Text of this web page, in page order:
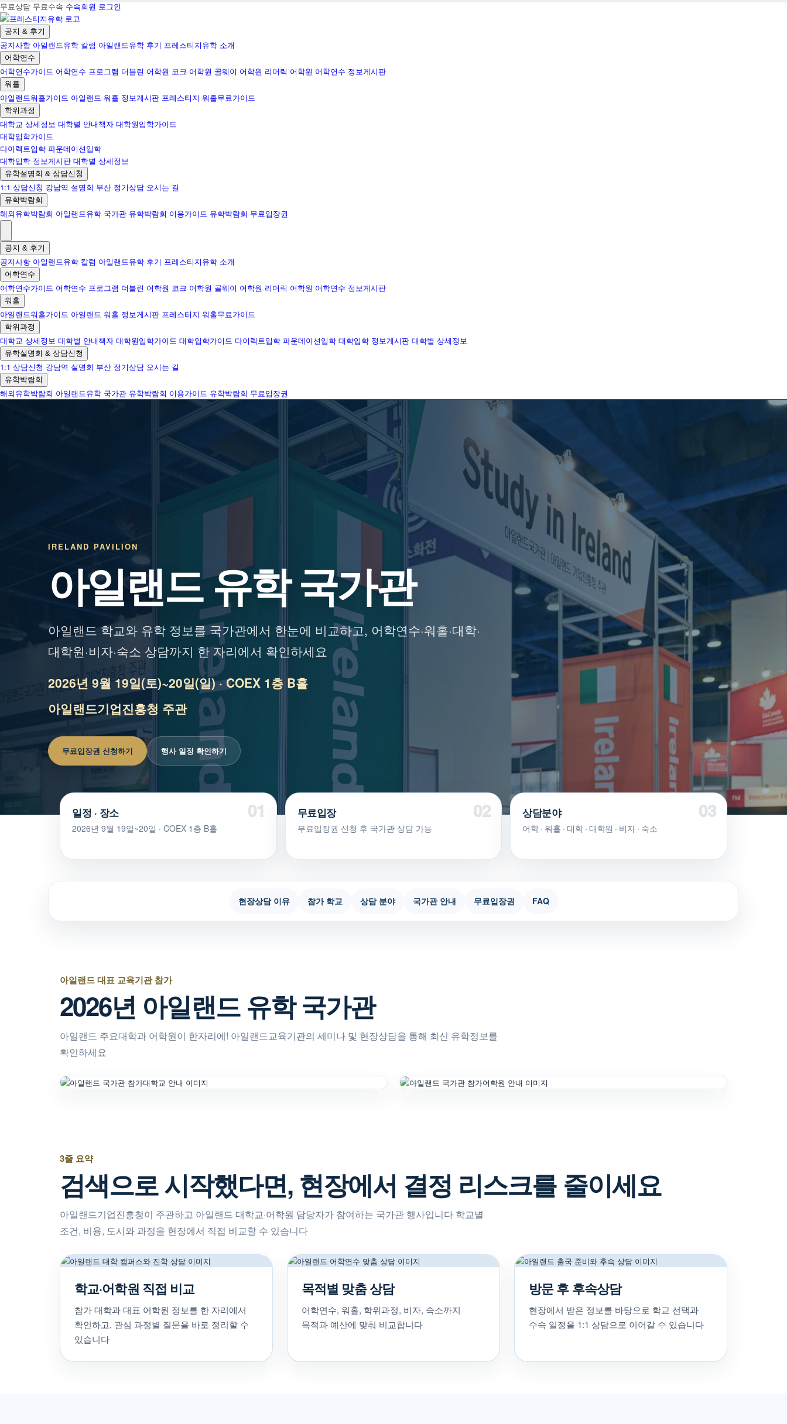
무료상담 무료수속 수속회원 로그인
공지 & 후기
공지사항 아일랜드유학 칼럼 아일랜드유학 후기 프레스티지유학 소개
어학연수
어학연수가이드 어학연수 프로그램 더블린 어학원 코크 어학원 골웨이 어학원 리머릭 어학원 어학연수 정보게시판
워홀
아일랜드워홀가이드 아일랜드 워홀 정보게시판 프레스티지 워홀무료가이드
학위과정
대학교 상세정보 대학별 안내책자 대학원입학가이드
대학입학가이드
다이렉트입학 파운데이션입학
대학입학 정보게시판 대학별 상세정보
유학설명회 & 상담신청
1:1 상담신청 강남역 설명회 부산 정기상담 오시는 길
유학박람회
해외유학박람회 아일랜드유학 국가관 유학박람회 이용가이드 유학박람회 무료입장권
공지 & 후기
공지사항 아일랜드유학 칼럼 아일랜드유학 후기 프레스티지유학 소개
어학연수
어학연수가이드 어학연수 프로그램 더블린 어학원 코크 어학원 골웨이 어학원 리머릭 어학원 어학연수 정보게시판
워홀
아일랜드워홀가이드 아일랜드 워홀 정보게시판 프레스티지 워홀무료가이드
학위과정
대학교 상세정보 대학별 안내책자 대학원입학가이드 대학입학가이드 다이렉트입학 파운데이션입학 대학입학 정보게시판 대학별 상세정보
유학설명회 & 상담신청
1:1 상담신청 강남역 설명회 부산 정기상담 오시는 길
유학박람회
해외유학박람회 아일랜드유학 국가관 유학박람회 이용가이드 유학박람회 무료입장권
IRELAND PAVILION
아일랜드 유학 국가관
아일랜드 학교와 유학 정보를 국가관에서 한눈에 비교하고, 어학연수·워홀·대학·
대학원·비자·숙소 상담까지 한 자리에서 확인하세요
2026년 9월 19일(토)~20일(일) · COEX 1층 B홀
아일랜드기업진흥청 주관
무료입장권 신청하기 행사 일정 확인하기
일정 · 장소
2026년 9월 19일~20일 · COEX 1층 B홀
무료입장
무료입장권 신청 후 국가관 상담 가능
상담분야
어학 · 워홀 · 대학 · 대학원 · 비자 · 숙소
현장상담 이유 참가 학교 상담 분야 국가관 안내 무료입장권 FAQ
아일랜드 대표 교육기관 참가
2026년 아일랜드 유학 국가관
아일랜드 주요대학과 어학원이 한자리에! 아일랜드교육기관의 세미나 및 현장상담을 통해 최신 유학정보를
확인하세요
3줄 요약
검색으로 시작했다면, 현장에서 결정 리스크를 줄이세요
아일랜드기업진흥청이 주관하고 아일랜드 대학교·어학원 담당자가 참여하는 국가관 행사입니다 학교별
조건, 비용, 도시와 과정을 현장에서 직접 비교할 수 있습니다
학교·어학원 직접 비교
참가 대학과 대표 어학원 정보를 한 자리에서
확인하고, 관심 과정별 질문을 바로 정리할 수
있습니다
목적별 맞춤 상담
어학연수, 워홀, 학위과정, 비자, 숙소까지
목적과 예산에 맞춰 비교합니다
방문 후 후속상담
현장에서 받은 정보를 바탕으로 학교 선택과
수속 일정을 1:1 상담으로 이어갈 수 있습니다